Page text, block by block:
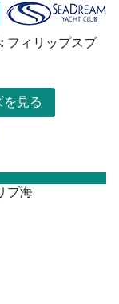
を見る
フィリップスブ